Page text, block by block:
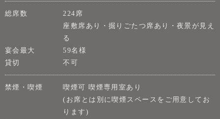
総席数
224席
座敷席あり・掘りごたつ席あり・夜景が見え
る
宴会最大
59名様
貸切
不可
禁煙・喫煙
喫煙可 喫煙専用室あり
(お席とは別に喫煙スペースをご用意してお
ります)